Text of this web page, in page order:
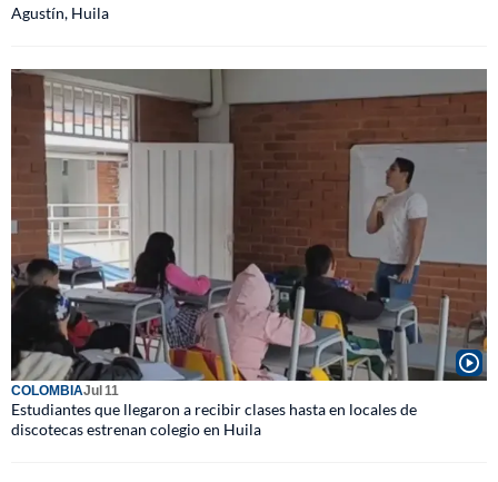
Agustín, Huila
COLOMBIAJul 11
Estudiantes que llegaron a recibir clases hasta en locales de
discotecas estrenan colegio en Huila